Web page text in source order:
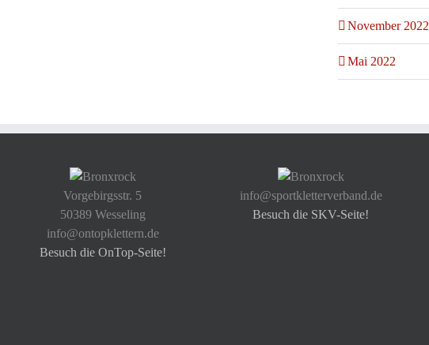
November 2022
Mai 2022
Vorgebirgsstr. 5
50389 Wesseling
info@ontopklettern.de
Besuch die OnTop-Seite!
info@sportkletterverband.de
Besuch die SKV-Seite!